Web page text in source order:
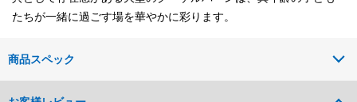
たちが一緒に過ごす場を華やかに彩ります。
商品スペック